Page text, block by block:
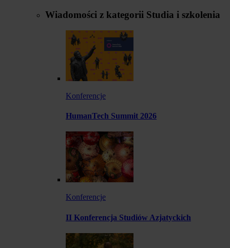
Wiadomości z kategorii Studia i szkolenia
Konferencje
HumanTech Summit 2026
Konferencje
II Konferencja Studiów Azjatyckich